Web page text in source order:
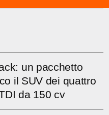
un pacchetto
il SUV dei quattro
da 150 cv